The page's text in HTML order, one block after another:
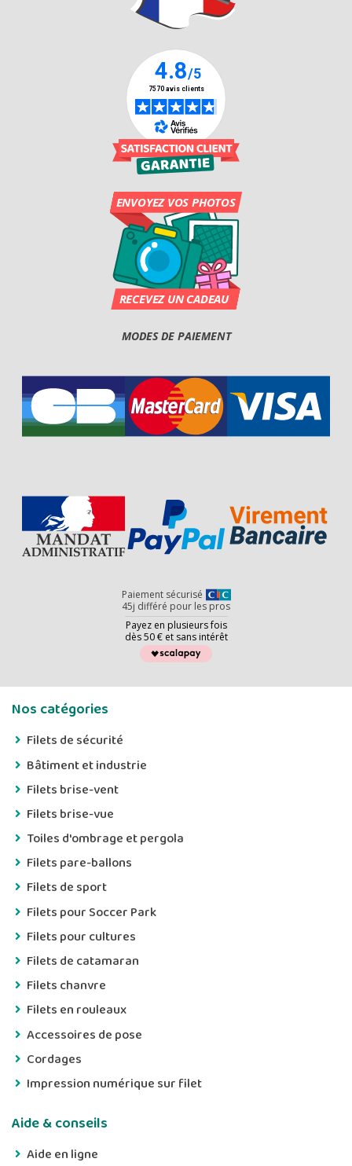
MODES DE PAIEMENT
Paiement sécurisé
45j différé pour les pros
Payez en plusieurs fois
dès 50 € et sans intérêt
Nos catégories
Filets de sécurité
Bâtiment et industrie
Filets brise-vent
Filets brise-vue
Toiles d'ombrage et pergola
Filets pare-ballons
Filets de sport
Filets pour Soccer Park
Filets pour cultures
Filets de catamaran
Filets chanvre
Filets en rouleaux
Accessoires de pose
Cordages
Impression numérique sur filet
Aide & conseils
Aide en ligne